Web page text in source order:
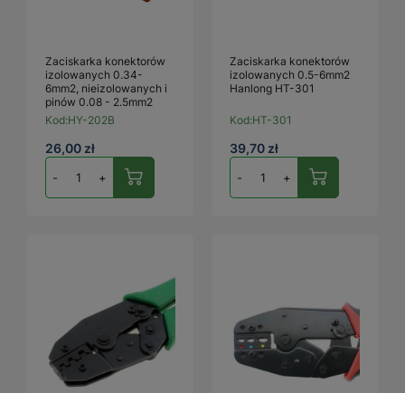
Zaciskarka konektorów
izolowanych 0.34-
6mm2, nieizolowanych i
pinów 0.08 - 2.5mm2
Kod:HY-202B
26,00 zł
- +
Zaciskarka konektorów
izolowanych 0.5-6mm2
Hanlong HT-301
Kod:HT-301
39,70 zł
- +